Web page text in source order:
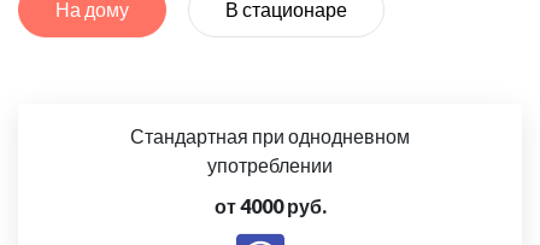
На дому В стационаре
Стандартная при однодневном
употреблении
от 4000 руб.